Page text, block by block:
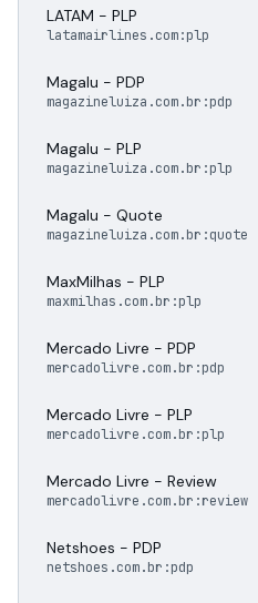
LATAM - PLP
latamairlines.com:plp
Magalu - PDP
magazineluiza.com.br:pdp
Magalu - PLP
magazineluiza.com.br:plp
Magalu - Quote
magazineluiza.com.br:quote
MaxMilhas - PLP
maxmilhas.com.br:plp
Mercado Livre - PDP
mercadolivre.com.br:pdp
Mercado Livre - PLP
mercadolivre.com.br:plp
Mercado Livre - Review
mercadolivre.com.br:review
Netshoes - PDP
netshoes.com.br:pdp